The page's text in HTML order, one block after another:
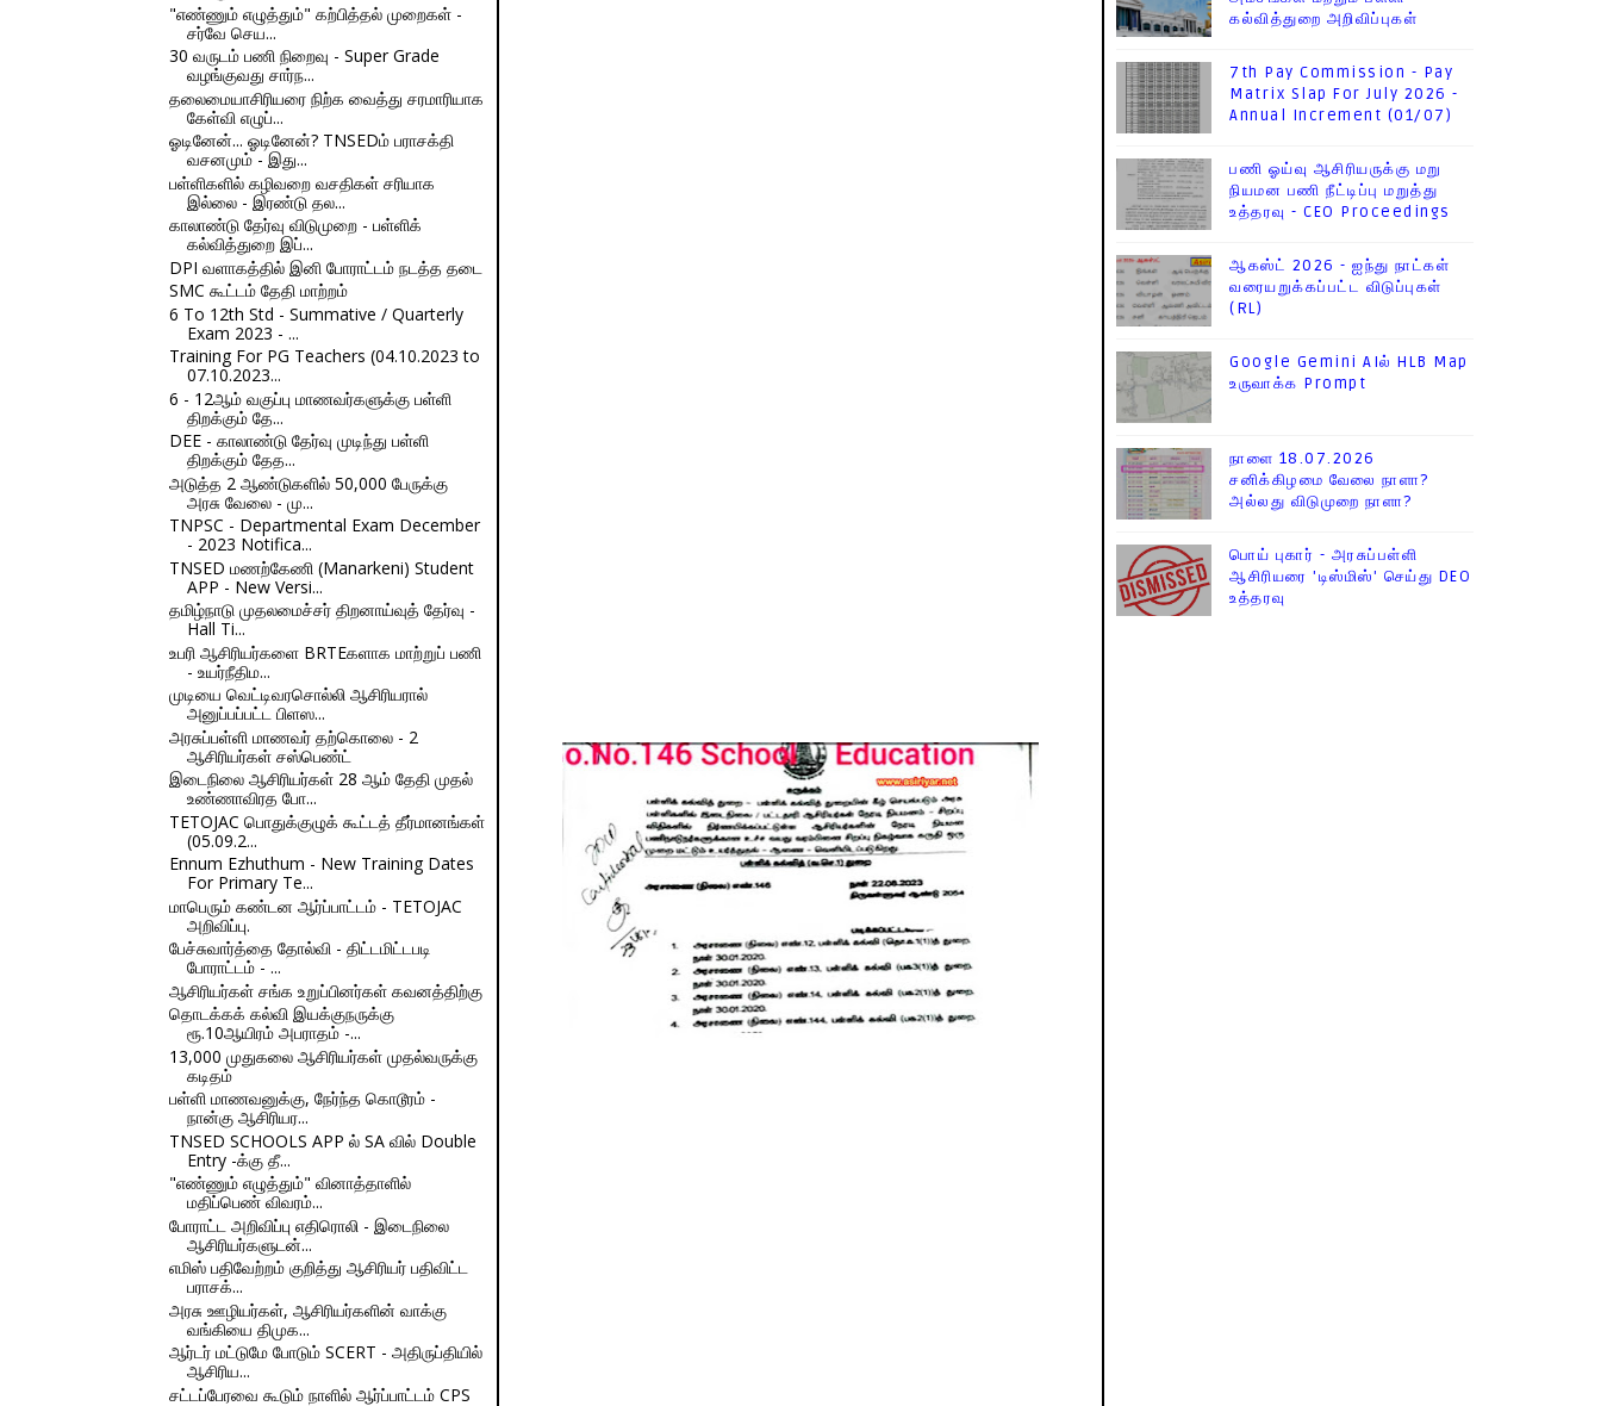
"எண்ணும் எழுத்தும்" கற்பித்தல் முறைகள் -
சர்வே செய...
30 வருடம் பணி நிறைவு - Super Grade
வழங்குவது சார்ந...
தலைமையாசிரியரை நிற்க வைத்து சரமாரியாக
கேள்வி எழுப்...
ஓடினேன்... ஓடினேன்? TNSEDம் பராசக்தி
வசனமும் - இது...
பள்ளிகளில் கழிவறை வசதிகள் சரியாக
இல்லை - இரண்டு தல...
காலாண்டு தேர்வு விடுமுறை - பள்ளிக்
கல்வித்துறை இப்...
DPI வளாகத்தில் இனி போராட்டம் நடத்த தடை
SMC கூட்டம் தேதி மாற்றம்
6 To 12th Std - Summative / Quarterly
Exam 2023 - ...
Training For PG Teachers (04.10.2023 to
07.10.2023...
6 - 12ஆம் வகுப்பு மாணவர்களுக்கு பள்ளி
திறக்கும் தே...
DEE - காலாண்டு தேர்வு முடிந்து பள்ளி
திறக்கும் தேத...
அடுத்த 2 ஆண்டுகளில் 50,000 பேருக்கு
அரசு வேலை - மு...
TNPSC - Departmental Exam December
- 2023 Notifica...
TNSED மணற்கேணி (Manarkeni) Student
APP - New Versi...
தமிழ்நாடு முதலமைச்சர் திறனாய்வுத் தேர்வு -
Hall Ti...
உபரி ஆசிரியர்களை BRTEகளாக மாற்றுப் பணி
- உயர்நீதிம...
முடியை வெட்டிவரசொல்லி ஆசிரியரால்
அனுப்பப்பட்ட பிளஸ...
அரசுப்பள்ளி மாணவர் தற்கொலை - 2
ஆசிரியர்கள் சஸ்பெண்ட்
இடைநிலை ஆசிரியர்கள் 28 ஆம் தேதி முதல்
உண்ணாவிரத போ...
TETOJAC பொதுக்குழுக் கூட்டத் தீர்மானங்கள்
(05.09.2...
Ennum Ezhuthum - New Training Dates
For Primary Te...
மாபெரும் கண்டன ஆர்ப்பாட்டம் - TETOJAC
அறிவிப்பு.
பேச்சுவார்த்தை தோல்வி - திட்டமிட்டபடி
போராட்டம் - ...
ஆசிரியர்கள் சங்க உறுப்பினர்கள் கவனத்திற்கு
தொடக்கக் கல்வி இயக்குநருக்கு
ரூ.10ஆயிரம் அபராதம் -...
13,000 முதுகலை ஆசிரியர்கள் முதல்வருக்கு
கடிதம்
பள்ளி மாணவனுக்கு, நேர்ந்த கொடூரம் -
நான்கு ஆசிரியர...
TNSED SCHOOLS APP ல் SA வில் Double
Entry -க்கு தீ...
"எண்ணும் எழுத்தும்" வினாத்தாளில்
மதிப்பெண் விவரம்...
போராட்ட அறிவிப்பு எதிரொலி - இடைநிலை
ஆசிரியர்களுடன்...
எமிஸ் பதிவேற்றம் குறித்து ஆசிரியர் பதிவிட்ட
பராசக்...
அரசு ஊழியர்கள், ஆசிரியர்களின் வாக்கு
வங்கியை திமுக...
ஆர்டர் மட்டுமே போடும் SCERT - அதிருப்தியில்
ஆசிரிய...
சட்டப்பேரவை கூடும் நாளில் ஆர்ப்பாட்டம் CPS
கல்வித்துறை அறிவிப்புகள்
7th Pay Commission - Pay
Matrix Slap For July 2026 -
Annual Increment (01/07)
பணி ஓய்வு ஆசிரியருக்கு மறு
நியமன பணி நீட்டிப்பு மறுத்து
உத்தரவு - CEO Proceedings
ஆகஸ்ட் 2026 - ஐந்து நாட்கள்
வரையறுக்கப்பட்ட விடுப்புகள்
(RL)
Google Gemini AIல் HLB Map
உருவாக்க Prompt
நாளை 18.07.2026
சனிக்கிழமை வேலை நாளா?
அல்லது விடுமுறை நாளா?
பொய் புகார் - அரசுப்பள்ளி
ஆசிரியரை 'டிஸ்மிஸ்' செய்து DEO
உத்தரவு